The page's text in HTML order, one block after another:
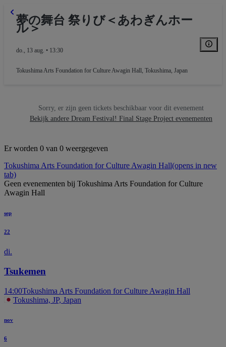
夢の舞台 祭りび＜あわぎんホー
ル＞
do., 13 aug. • 13:30
Tokushima Arts Foundation for Culture Awagin Hall, Tokushima, Japan
Sorry, er zijn geen tickets beschikbaar voor dit evenement
Bekijk andere Dream Festival! Final Stage Project evenementen
Er worden 0 van 0 weergegeven
Tokushima Arts Foundation for Culture Awagin Hall(opens in new
tab)
Geen evenementen bij Tokushima Arts Foundation for Culture
Awagin Hall
sep
22
di.
Tsukemen
14:00Tokushima Arts Foundation for Culture Awagin Hall
Tokushima, JP, Japan
nov
6